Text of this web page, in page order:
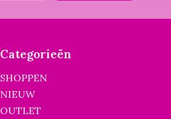
Categorieën
SHOPPEN
NIEUW
OUTLET